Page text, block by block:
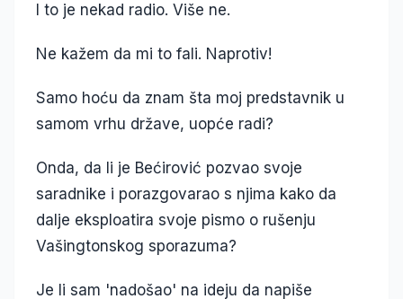
I to je nekad radio. Više ne.
Ne kažem da mi to fali. Naprotiv!
Samo hoću da znam šta moj predstavnik u
samom vrhu države, uopće radi?
Onda, da li je Bećirović pozvao svoje
saradnike i porazgovarao s njima kako da
dalje eksploatira svoje pismo o rušenju
Vašingtonskog sporazuma?
Je li sam 'nadošao' na ideju da napiše